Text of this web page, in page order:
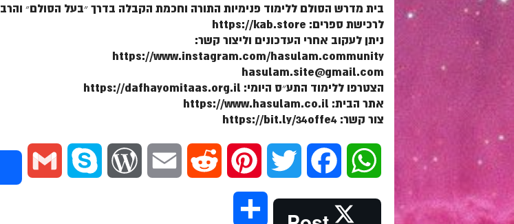
בית מדרש הסולם ללימוד פנימיות התורה וחכמת הקבלה בדרך ״בעל הסולם״
לרכישת ספרים: https://kab.store
ניתן לעקוב אחרי העדכונים וליצור קשר:
https://www.instagram.com/hasulam.community
hasulam.site@gmail.com
הצטרפו ללימוד התע״ס היומי: https://dafhayomitaas.org.il
אתר הבית: https://www.hasulam.co.il
צור קשר: https://bit.ly/34offe4
w